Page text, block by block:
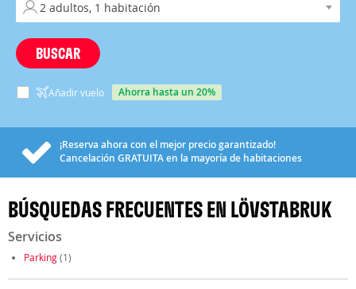
BUSCAR
Añadir vuelo ahorra hasta un 20%
¡Reserva ahora con el mejor precio garantizado!
Cancelación GRATUITAen la mayoría de habitaciones
BÚSQUEDAS FRECUENTES EN LÖVSTABRUK
Servicios
Parking(1)